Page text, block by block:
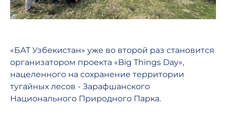
«БАТ Узбекистан» уже во второй раз становится
организатором проекта «Big Things Day»,
нацеленного на сохранение территории
тугайных лесов - Зарафшанского
Национального Природного Парка.